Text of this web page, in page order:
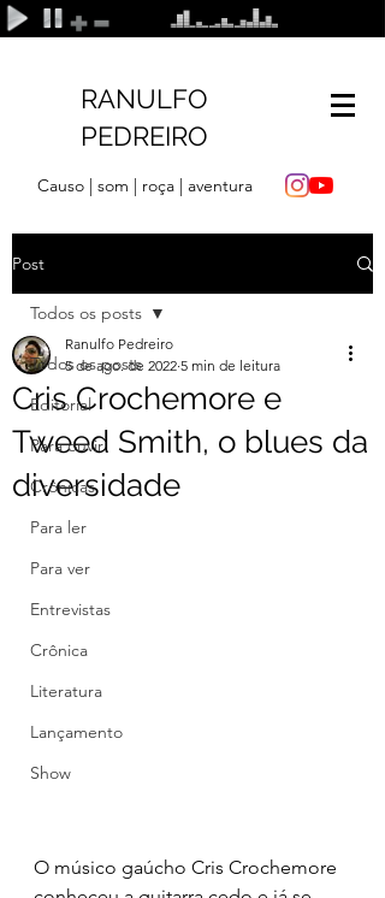
RANULFO
PEDREIRO
Causo | som | roça | aventura
Post
Todos os posts
Editorial
Para ouvir
Crônicas
Para ler
Para ver
Entrevistas
Crônica
Literatura
Lançamento
Show
Todos os posts
Cris Crochemore e
Tweed Smith, o blues da
diversidade
Ranulfo Pedreiro
5 de ago. de 2022 5 min de leitura
O músico gaúcho Cris Crochemore